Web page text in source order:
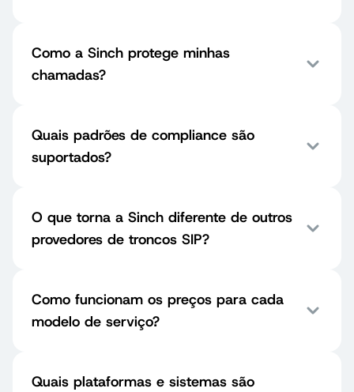
Como a Sinch protege minhas
chamadas?
Quais padrões de compliance são
suportados?
O que torna a Sinch diferente de outros
provedores de troncos SIP?
Como funcionam os preços para cada
modelo de serviço?
Quais plataformas e sistemas são